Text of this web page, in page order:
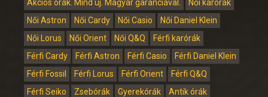
Akciós órák. Mind új. Magyar garanciával.
Női karórák
Női Astron
Női Cardy Női Casio
Női Daniel Klein
Női Lorus
Női Orient Női Q&Q
Férfi karórák
Férfi Cardy
Férfi Astron Férfi Casio
Férfi Daniel Klein
Férfi Fossil
Férfi Lorus Férfi Orient
Férfi Q&Q
Férfi Seiko
Zsebórák Gyerekórák Antik órák